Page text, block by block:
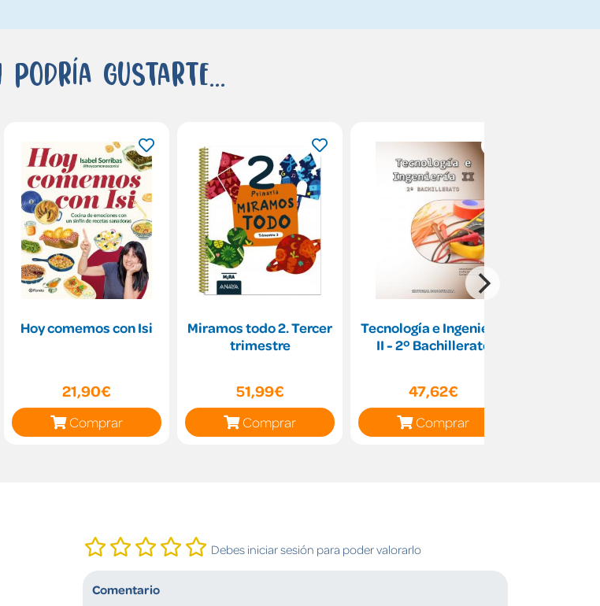
podría gustarte...
Hoy comemos con Isi
21,90€
Comprar
Miramos todo 2. Tercer
trimestre
51,99€
Comprar
Tecnología e Ingeniería
II - 2º Bachillerato
47,62€
Comprar
Debes iniciar sesión para poder valorarlo